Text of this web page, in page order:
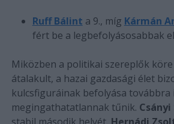
Ruff Bálint a 9., míg Kármán
fért be a legbefolyásosabbak
Miközben a politikai szereplők
átalakult, a hazai gazdasági élet
kulcsfiguráinak befolyása továbbra
megingathatatlannak tűnik. Csányi